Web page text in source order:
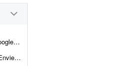
técni...
ar...